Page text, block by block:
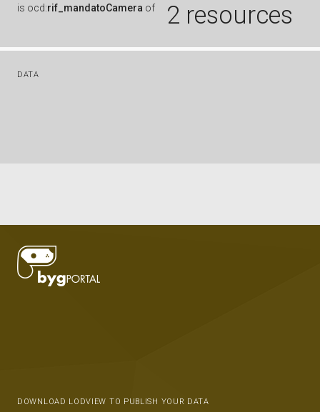
is ocd:rif_mandatoCamera of 2 resources
DATA
DOWNLOAD LODVIEW TO PUBLISH YOUR DATA